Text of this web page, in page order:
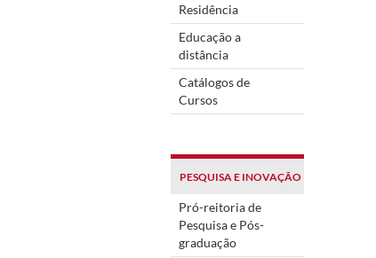
Residência
Educação a
distância
Catálogos de
Cursos
PESQUISA E INOVAÇÃO
Pró-reitoria de
Pesquisa e Pós-
graduação